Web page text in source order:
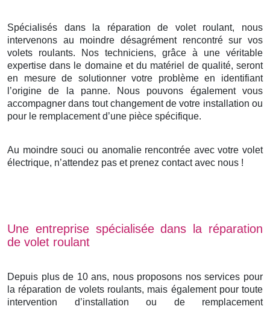
Spécialisés dans la réparation de volet roulant, nous
intervenons au moindre désagrément rencontré sur vos
volets roulants. Nos techniciens, grâce à une véritable
expertise dans le domaine et du matériel de qualité, seront
en mesure de solutionner votre problème en identifiant
l’origine de la panne. Nous pouvons également vous
accompagner dans tout changement de votre installation ou
pour le remplacement d’une pièce spécifique.
Au moindre souci ou anomalie rencontrée avec votre volet
électrique, n’attendez pas et prenez contact avec nous !
Une entreprise spécialisée dans la réparation
de volet roulant
Depuis plus de 10 ans, nous proposons nos services pour
la réparation de volets roulants, mais également pour toute
intervention d’installation ou de remplacement